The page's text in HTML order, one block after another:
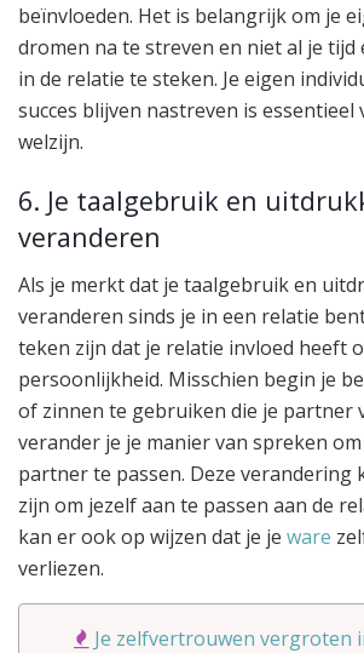
beïnvloeden. Het is belangrijk om je
dromen na te streven en niet al je tijd
in de relatie te steken. Je eigen
succes blijven nastreven is essentieel
welzijn.
6. Je taalgebruik en
veranderen
Als je merkt dat je taalgebruik en
veranderen sinds je in een relatie
teken zijn dat je relatie invloed heeft
persoonlijkheid. Misschien begin je
of zinnen te gebruiken die je partner
verander je je manier van spreken
partner te passen. Deze verandering
zijn om jezelf aan te passen aan de
kan er ook op wijzen dat je je ware
verliezen.
Je zelfvertrouwen vergroten